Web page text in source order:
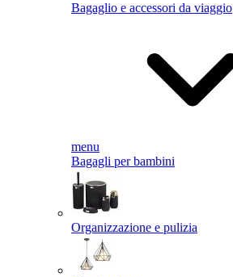
Bagaglio e accessori da viaggio
menu
Bagagli per bambini
Organizzazione e pulizia